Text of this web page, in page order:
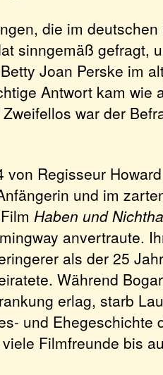
die im
sinngemäß gefragt,
Joan Perske im
Antwort kam wie
war der
von Regisseur
und im
Haben und
anvertraute.
als der 25
Während
erlag, starb
und Ehegeschichte
Filmfreunde bis